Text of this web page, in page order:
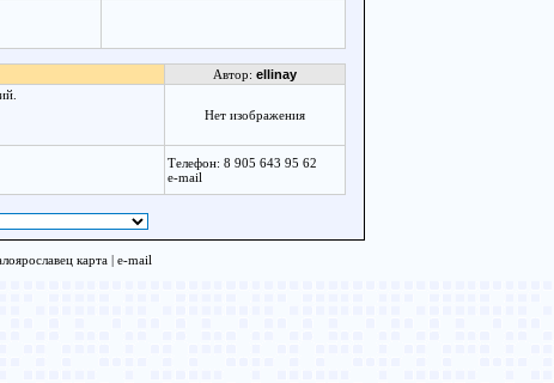
Автор: ellinay
Нет изображения
Телефон: 8 905 643 95 62
e-mail
карта | e-mail